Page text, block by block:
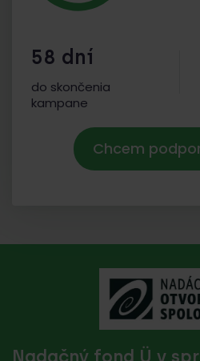
58 dní
do skončenia
kampane
Chcem